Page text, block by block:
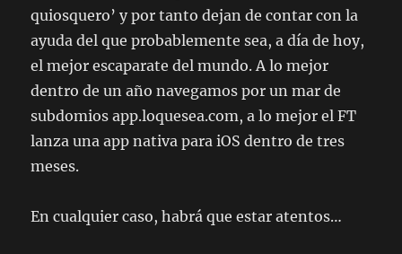
quiosquero’ y por tanto dejan de contar con la
ayuda del que probablemente sea, a día de hoy,
el mejor escaparate del mundo. A lo mejor
dentro de un año navegamos por un mar de
subdomios app.loquesea.com, a lo mejor el FT
lanza una app nativa para iOS dentro de tres
meses.
En cualquier caso, habrá que estar atentos…